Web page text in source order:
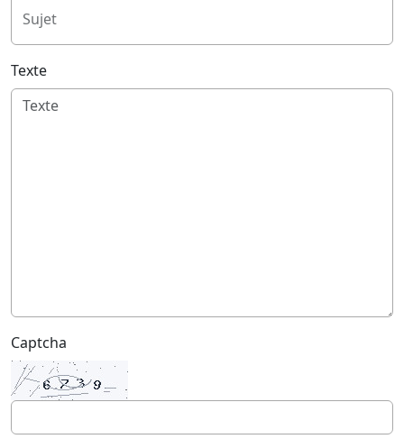
Sujet
Texte
Captcha